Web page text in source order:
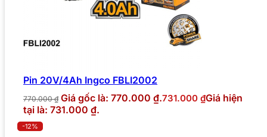
Pin 20V/4Ah Ingco FBLI2002
770.000₫ Giá gốc là: 770.000 ₫.731.000 ₫Giá hiện
tại là: 731.000 ₫.
-12%